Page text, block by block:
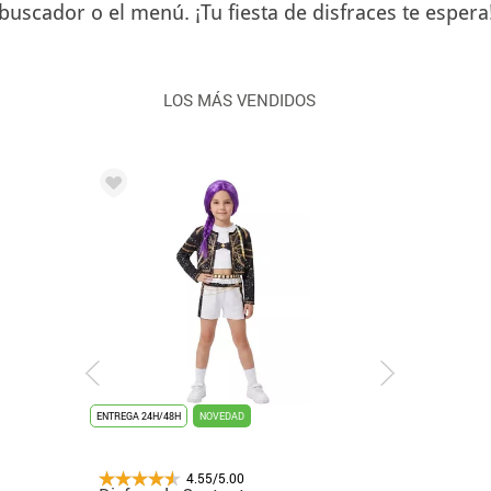
buscador o el menú. ¡Tu fiesta de disfraces te
ENTREGA 3/4 DÍAS NOVEDAD
4.55/5.00
LOS MÁS VENDIDOS
ENTREGA 24H/48H NOVEDAD
4.55/5.00
ENTREGA
ENTREGA 24H/48H